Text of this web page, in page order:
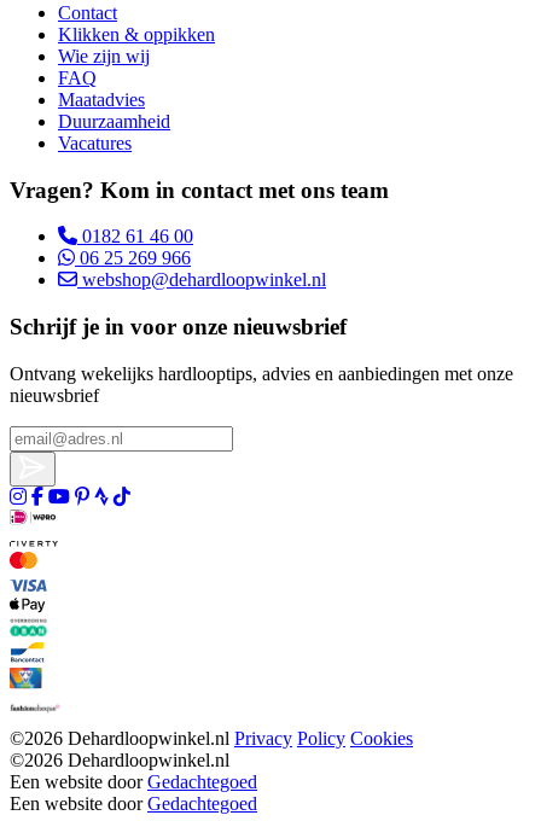
Contact
Klikken & oppikken
Wie zijn wij
FAQ
Maatadvies
Duurzaamheid
Vacatures
Vragen? Kom in contact met ons team
0182 61 46 00
06 25 269 966
webshop@dehardloopwinkel.nl
Schrijf je in voor onze nieuwsbrief
Ontvang wekelijks hardlooptips, advies en aanbiedingen met onze
nieuwsbrief
©2026 Dehardloopwinkel.nl Privacy Policy Cookies
©2026 Dehardloopwinkel.nl
Een website doorGedachtegoed
Een website doorGedachtegoed